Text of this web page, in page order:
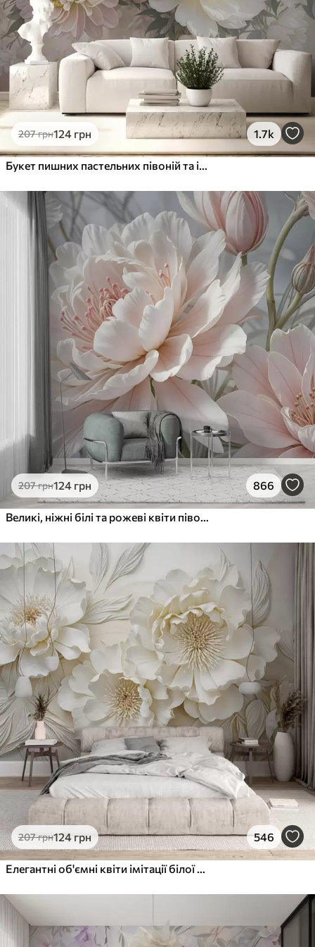
Преміум Вініл
1216 грн/м²
Peel and Stick
1458875
207грн124 грн 1.7k
207грн124 грн 866
207грн124 грн 546